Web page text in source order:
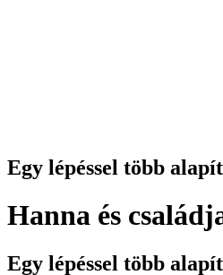
Egy lépéssel több
Hanna és
Egy lépéssel több